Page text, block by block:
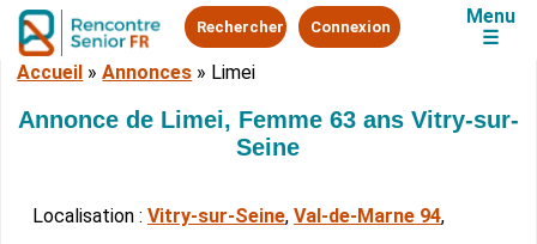
Rechercher Connexion
Menu
☰
Accueil »Annonces » Limei
Annonce de Limei, Femme 63 ans Vitry-sur-
Seine
Localisation : Vitry-sur-Seine, Val-de-Marne 94,